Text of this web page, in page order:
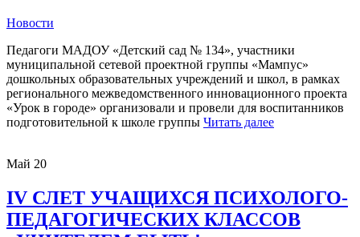
Новости
Педагоги МАДОУ «Детский сад № 134», участники
муниципальной сетевой проектной группы «Мампус»
дошкольных образовательных учреждений и школ, в рамках
регионального межведомственного инновационного проекта
«Урок в городе» организовали и провели для воспитанников
подготовительной к школе группы Читать далее
Май 20
IV СЛЕТ УЧАЩИХСЯ ПСИХОЛОГО-
ПЕДАГОГИЧЕСКИХ КЛАССОВ